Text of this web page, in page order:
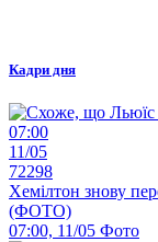
Кадри дня
07:00
11/05
72298
Хемілтон знову
(ФОТО)
07:00, 11/05 Фото